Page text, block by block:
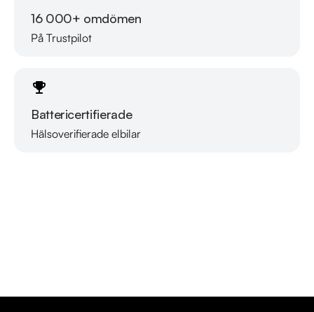
16 000+ omdömen
På Trustpilot
Battericertifierade
Hälsoverifierade elbilar
Läs mer om oss